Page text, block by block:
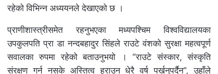
रहेको विभिन्न अध्ययनले देखाएको छ ।
प्राणीशास्त्रीसमेत रहनुभएका मध्यपश्चिम विश्वविद्यालयका
उपकुलपति प्रा डा नन्दबहादुर सिंहले राउटे वंशको सुरक्षा महत्वपूर्ण
सवालका रुपमा रहेको बताउनुभयो । “राउटे संस्कार, संस्कृति
संरक्षण गर्न नसके अस्तित्व हराउन धेरै वर्ष पर्खनुपर्दैन”, उहाँले